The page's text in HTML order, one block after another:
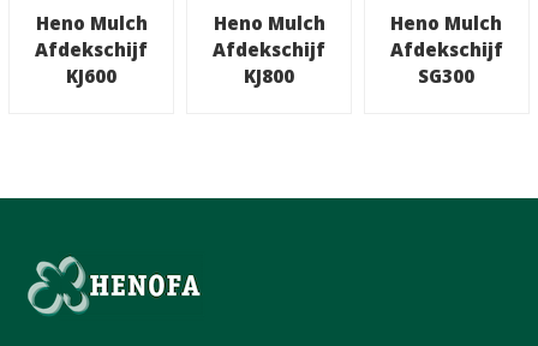
Heno Mulch
Afdekschijf
SG300
Heno Mulch
Afdekschijf
KJ600
Heno Mulch
Afdekschijf
KJ800